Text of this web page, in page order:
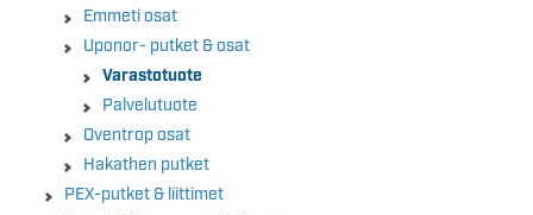
Emmeti osat
Uponor- putket & osat
Varastotuote
Palvelutuote
Oventrop osat
Hakathen putket
PEX-putket & liittimet